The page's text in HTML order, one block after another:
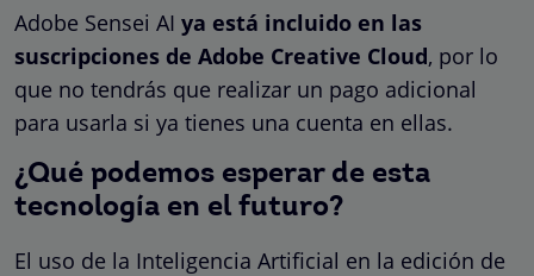
Adobe Sensei AI ya está incluido en las
suscripciones de Adobe Creative Cloud, por lo
que no tendrás que realizar un pago adicional
para usarla si ya tienes una cuenta en ellas.
¿Qué podemos esperar de esta
tecnología en el futuro?
El uso de la Inteligencia Artificial en la edición de